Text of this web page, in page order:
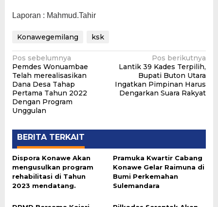
Laporan : Mahmud.Tahir
Konawegemilang ksk
Navigasi
pos
Pos sebelumnya
Pemdes Wonuambae
Telah merealisasikan
Dana Desa Tahap
Pertama Tahun 2022
Dengan Program
Unggulan
Pos berikutnya
Lantik 39 Kades Terpilih,
Bupati Buton Utara
Ingatkan Pimpinan Harus
Dengarkan Suara Rakyat
BERITA TERKAIT
Dispora Konawe Akan
mengusulkan program
rehabilitasi di Tahun
2023 mendatang.
Pramuka Kwartir Cabang
Konawe Gelar Raimuna di
Bumi Perkemahan
Sulemandara